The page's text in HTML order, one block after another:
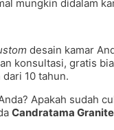
mungkin didalam
desain kamar
konsultasi, gratis
10 tahun.
Apakah sudah
Candratama